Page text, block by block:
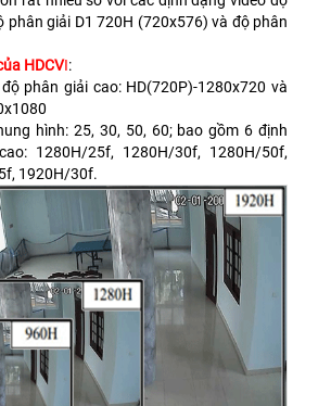
phân giải D1 720H (720x576) và độ phân
HDCVI:
phân giải cao: HD(720P)-1280x720 và
hình: 25, 30, 50, 60; bao gồm 6 định
1280H/25f, 1280H/30f, 1280H/50f,
1920H/30f.